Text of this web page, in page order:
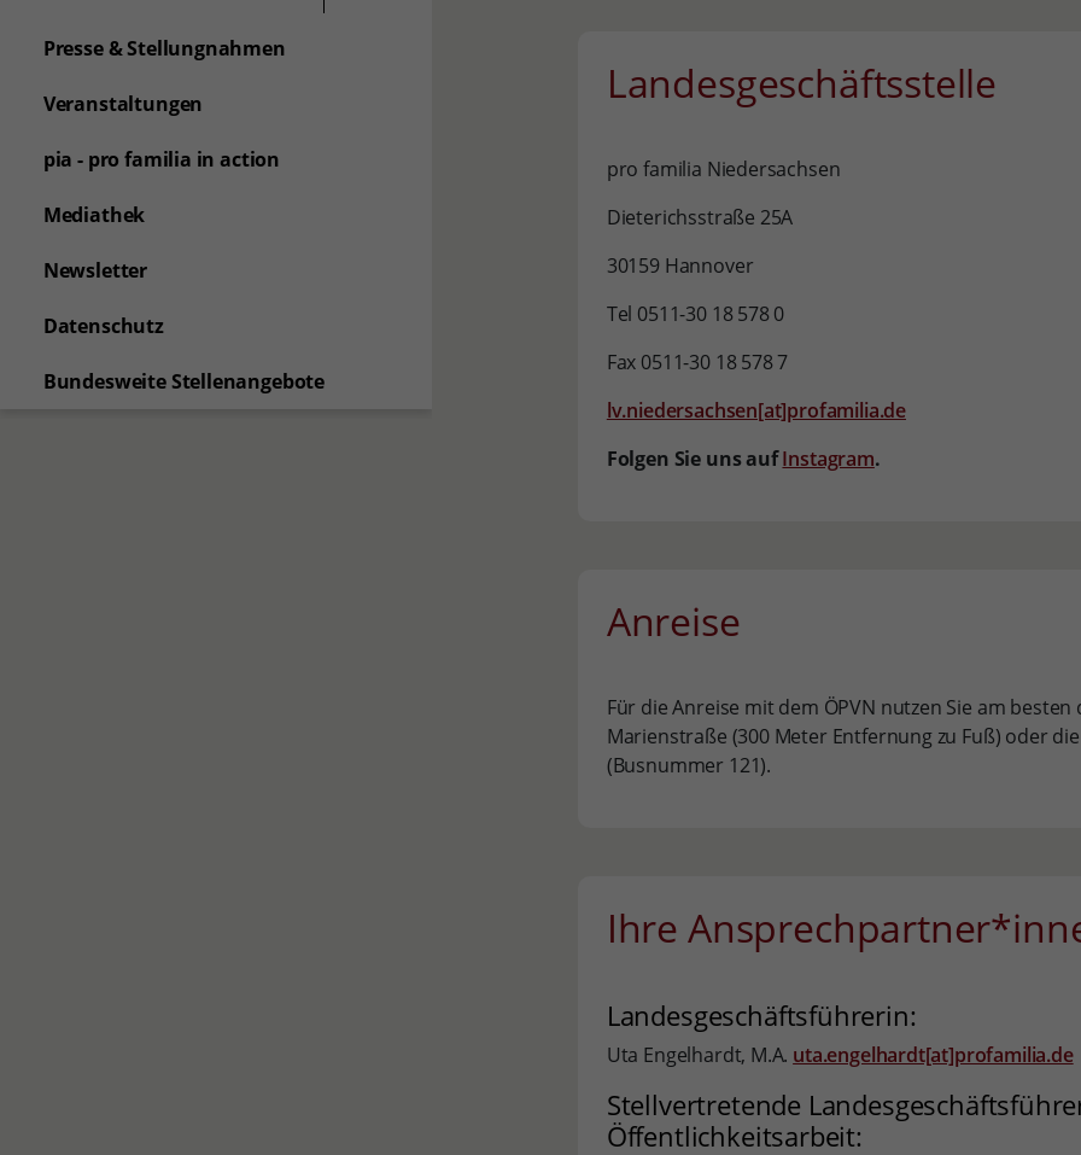
Presse & Stellungnahmen
Veranstaltungen
pia - pro familia in action
Mediathek
Newsletter
Datenschutz
Bundesweite Stellenangebote
Landesgeschäftsstelle
pro familia Niedersachsen
Dieterichsstraße 25A
30159 Hannover
Tel 0511-30 18 578 0
Fax 0511-30 18 578 7
lv.niedersachsen[at]profamilia.de
Folgen Sie uns aufInstagram.
Anreise
Für die Anreise mit dem ÖPVN nutzen Sie am besten
Marienstraße (300 Meter Entfernung zu Fuß) oder
(Busnummer 121).
Ihre
Landesgeschäftsführerin:
Uta Engelhardt, M.A. uta.engelhardt[at]profamilia.de
Stellvertretende
Öffentlichkeitsarbeit: